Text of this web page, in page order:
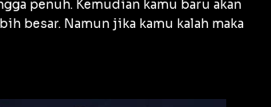
penuh. Kemudian kamu baru akan
besar. Namun jika kamu kalah maka